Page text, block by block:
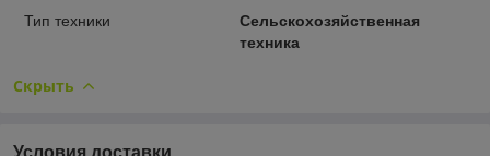
Тип техники
Сельскохозяйственная
техника
Скрыть
Условия доставки